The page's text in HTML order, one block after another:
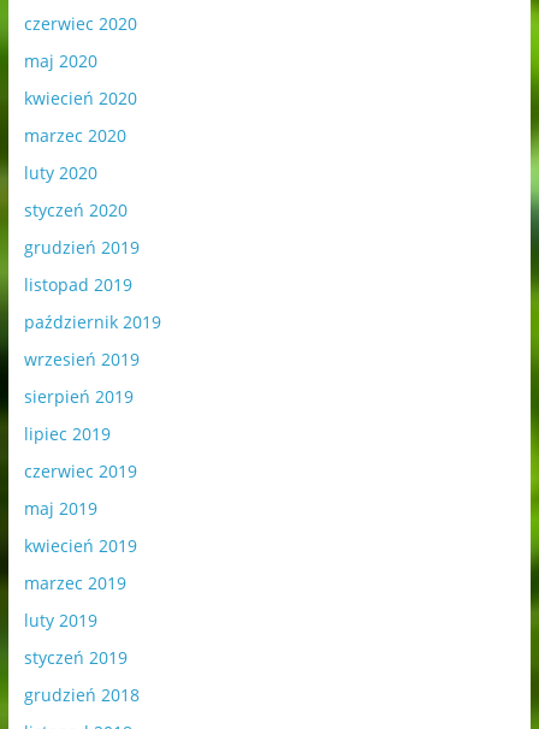
czerwiec 2020
maj 2020
kwiecień 2020
marzec 2020
luty 2020
styczeń 2020
grudzień 2019
listopad 2019
październik 2019
wrzesień 2019
sierpień 2019
lipiec 2019
czerwiec 2019
maj 2019
kwiecień 2019
marzec 2019
luty 2019
styczeń 2019
grudzień 2018